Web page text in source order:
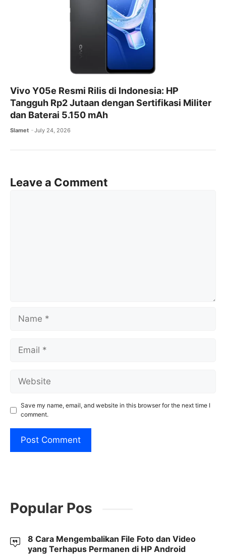
Vivo Y05e Resmi Rilis di Indonesia: HP
Tangguh Rp2 Jutaan dengan Sertifikasi Militer
dan Baterai 5.150 mAh
Slamet July 24, 2026
Leave a Comment
Name
Email
Website
Save my name, email, and website in this browser for the next time I
comment.
Popular Pos
8 Cara Mengembalikan File Foto dan Video
yang Terhapus Permanen di HP Android